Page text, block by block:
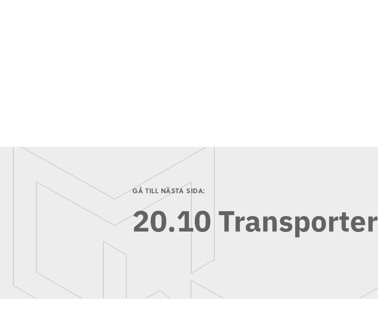
GÅ TILL NÄSTA SIDA:
20.10 Transporter